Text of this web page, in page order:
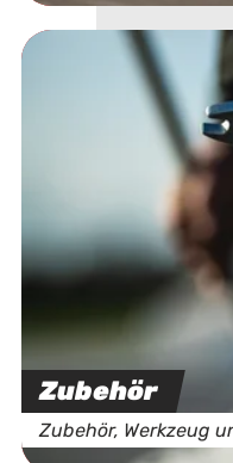
Zubehör
Zubehör, Werkzeug